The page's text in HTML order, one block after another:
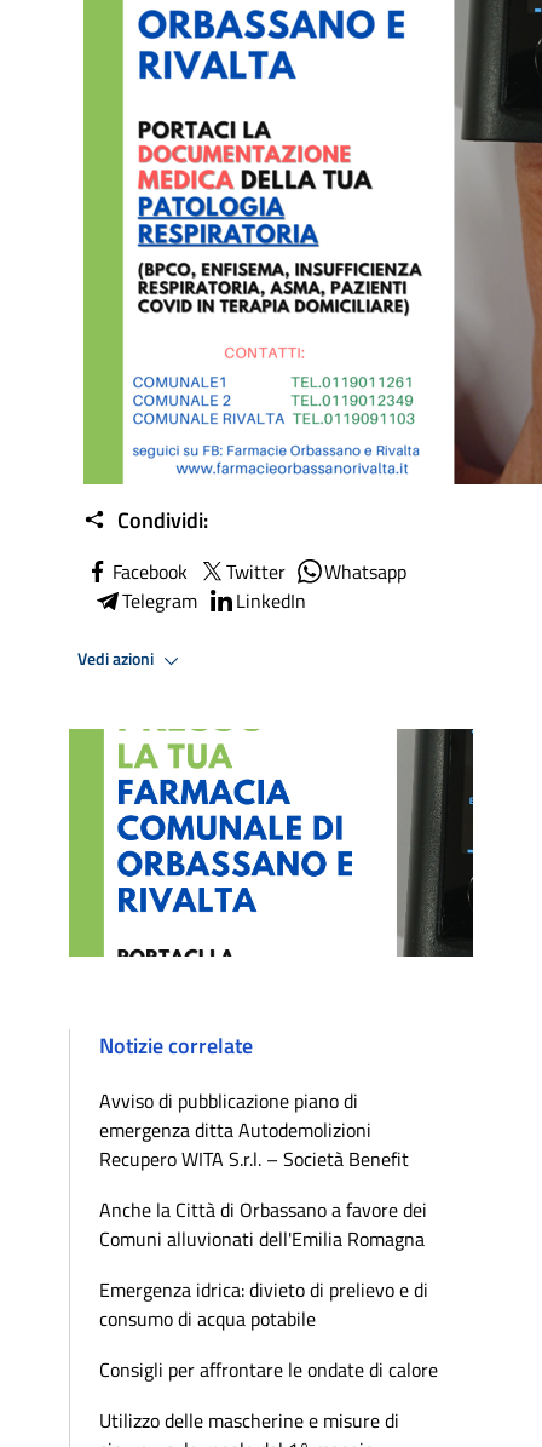
Condividi:
Facebook Twitter
Whatsapp
Telegram
LinkedIn
Vedi azioni
Notizie correlate
Avviso di pubblicazione piano di
emergenza ditta Autodemolizioni
Recupero WITA S.r.l. – Società Benefit
Anche la Città di Orbassano a favore dei
Comuni alluvionati dell'Emilia Romagna
Emergenza idrica: divieto di prelievo e di
consumo di acqua potabile
Consigli per affrontare le ondate di calore
Utilizzo delle mascherine e misure di